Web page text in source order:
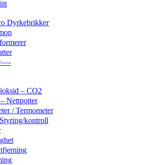
Dyrkebrikker
– CO2
Nettpotter
/ Termometer
kontroll